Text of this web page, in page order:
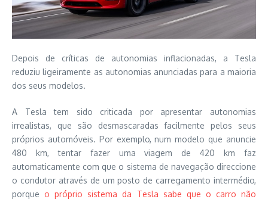
Depois de críticas de autonomias inflacionadas, a Tesla
reduziu ligeiramente as autonomias anunciadas para a maioria
dos seus modelos.
A Tesla tem sido criticada por apresentar autonomias
irrealistas, que são desmascaradas facilmente pelos seus
próprios automóveis. Por exemplo, num modelo que anuncie
480 km, tentar fazer uma viagem de 420 km faz
automaticamente com que o sistema de navegação direccione
o condutor através de um posto de carregamento intermédio,
porque o próprio sistema da Tesla sabe que o carro não